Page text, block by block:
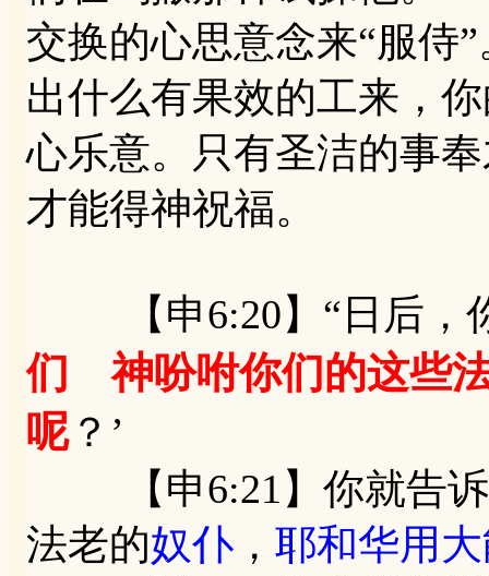
交换的心思意念来“服侍
出什么有果效的工来，
心乐意。只有圣洁的事
才能得神祝福。
【申6:20】“日后，
们 神吩咐你们的这些
呢？’
【申6:21】你就告诉
法老的奴仆 ， 耶和华用